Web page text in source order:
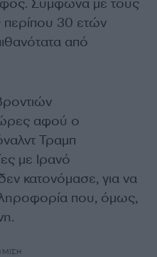
30 ετών
από
ώρες αφού ο
Τραμπ
με Ιρανό
κατονόμασε, για να
που, όμως,